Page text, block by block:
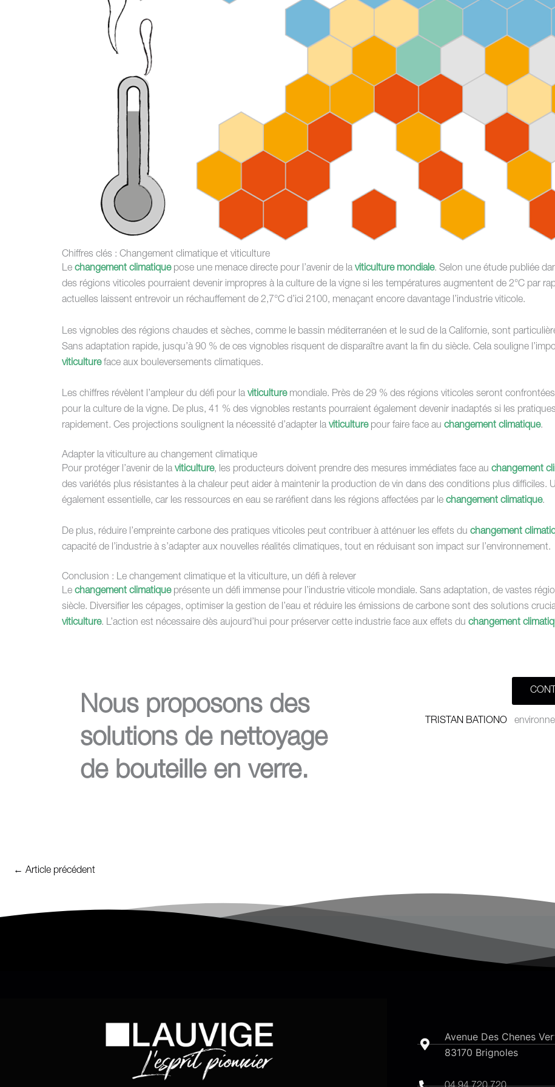
Chiffres clés : Changement climatique et viticulture
Le changement climatiquepose une menace directe pour l’avenir de la viticulture mondiale. Selon une étude publiée
des régions viticoles pourraient devenir impropres à la culture de la vigne si les températures augmentent de 2°C par
actuelles laissent entrevoir un réchauffement de 2,7°C d’ici 2100, menaçant encore davantage l’industrie viticole.
Les vignobles des régions chaudes et sèches, comme le bassin méditerranéen et le sud de la Californie, sont
Sans adaptation rapide, jusqu’à 90 % de ces vignobles risquent de disparaître avant la fin du siècle. Cela souligne
viticultureface aux bouleversements climatiques.
Les chiffres révèlent l’ampleur du défi pour la viticulturemondiale. Près de 29 % des régions viticoles seront
pour la culture de la vigne. De plus, 41 % des vignobles restants pourraient également devenir inadaptés si les
rapidement. Ces projections soulignent la nécessité d’adapter la viticulturepour faire face au changement climatique.
Adapter la viticulture au changement climatique
Pour protéger l’avenir de la viticulture, les producteurs doivent prendre des mesures immédiates face au changement
des variétés plus résistantes à la chaleur peut aider à maintenir la production de vin dans des conditions plus difficiles.
également essentielle, car les ressources en eau se raréfient dans les régions affectées par le changement climatique.
De plus, réduire l’empreinte carbone des pratiques viticoles peut contribuer à atténuer les effets du changement
capacité de l’industrie à s’adapter aux nouvelles réalités climatiques, tout en réduisant son impact sur l’environnement.
Conclusion : Le changement climatique et la viticulture, un défi à relever
Le changement climatiqueprésente un défi immense pour l’industrie viticole mondiale. Sans adaptation, de vastes
siècle. Diversifier les cépages, optimiser la gestion de l’eau et réduire les émissions de carbone sont des solutions
viticulture. L’action est nécessaire dès aujourd’hui pour préserver cette industrie face aux effets du changement
Nous proposons des
solutions de nettoyage
de bouteille en verre.
TRISTAN BATIONO
← Article précédent
Avenue Des Chenes
83170 Brignoles​